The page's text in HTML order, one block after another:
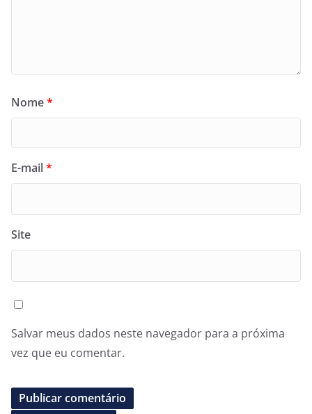
Nome*
E-mail*
Site
Salvar meus dados neste navegador para a próxima
vez que eu comentar.